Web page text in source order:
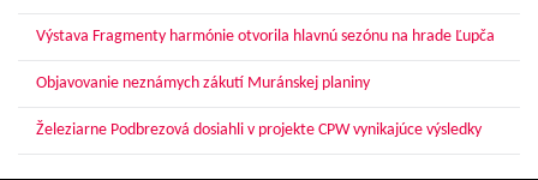
Výstava Fragmenty harmónie otvorila hlavnú sezónu na hrade Ľupča
Objavovanie neznámych zákutí Muránskej planiny
Železiarne Podbrezová dosiahli v projekte CPW vynikajúce výsledky